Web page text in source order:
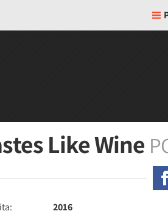
Like Wine
2016